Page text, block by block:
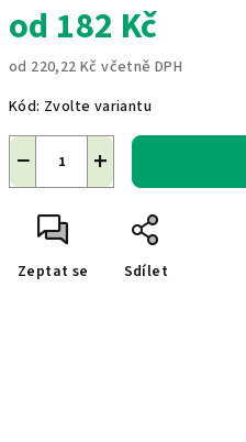
od 182 Kč
od 220,22 Kč včetně DPH
cena:
Kód: Zvolte variantu
+
−
Zeptat se Sdílet